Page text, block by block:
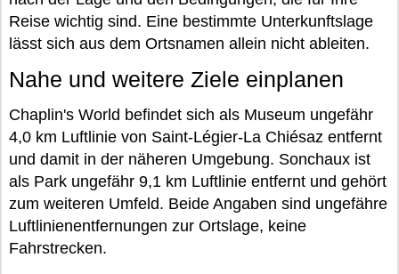
Reise wichtig sind. Eine bestimmte Unterkunftslage
lässt sich aus dem Ortsnamen allein nicht ableiten.
Nahe und weitere Ziele einplanen
Chaplin's World befindet sich als Museum ungefähr
4,0 km Luftlinie von Saint-Légier-La Chiésaz entfernt
und damit in der näheren Umgebung. Sonchaux ist
als Park ungefähr 9,1 km Luftlinie entfernt und gehört
zum weiteren Umfeld. Beide Angaben sind ungefähre
Luftlinienentfernungen zur Ortslage, keine
Fahrstrecken.